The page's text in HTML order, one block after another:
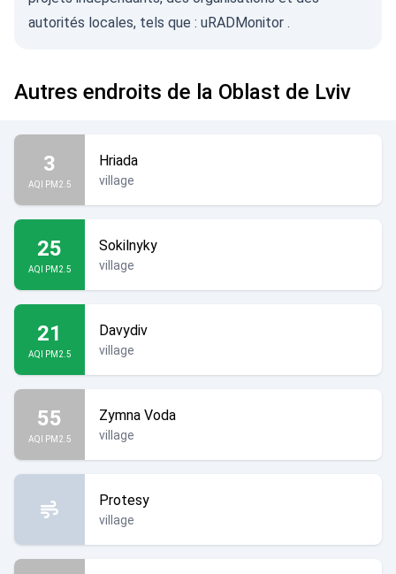
autorités locales, tels que : uRADMonitor .
Autres endroits de la Oblast de Lviv
3
AQI PM2.5
Hriada
village
25
AQI PM2.5
Sokilnyky
village
21
AQI PM2.5
Davydiv
village
55
AQI PM2.5
Zymna Voda
village
Protesy
village